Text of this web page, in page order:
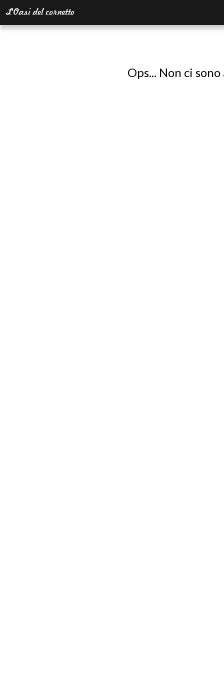
Ops... Non ci